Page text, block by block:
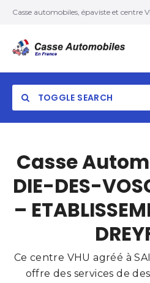
Casse automobiles, épaviste et centre
TOGGLE SEARCH
Casse
DIE-DES-
–
Ce centre VHU agréé à
offre des services de